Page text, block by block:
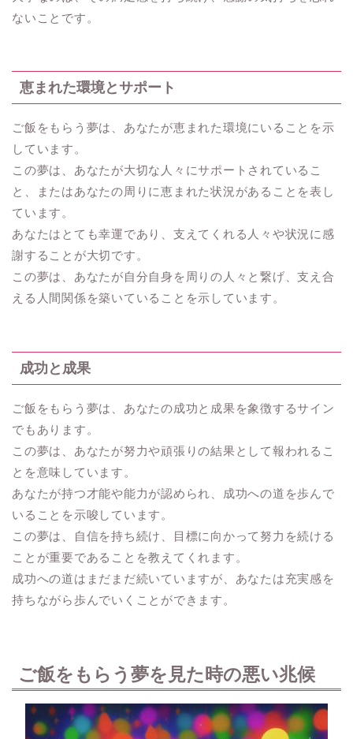
ないことです。
恵まれた環境とサポート
ご飯をもらう夢は、あなたが恵まれた環境にいることを示
しています。
この夢は、あなたが大切な人々にサポートされているこ
と、またはあなたの周りに恵まれた状況があることを表し
ています。
あなたはとても幸運であり、支えてくれる人々や状況に感
謝することが大切です。
この夢は、あなたが自分自身を周りの人々と繋げ、支え合
える人間関係を築いていることを示しています。
成功と成果
ご飯をもらう夢は、あなたの成功と成果を象徴するサイン
でもあります。
この夢は、あなたが努力や頑張りの結果として報われるこ
とを意味しています。
あなたが持つ才能や能力が認められ、成功への道を歩んで
いることを示唆しています。
この夢は、自信を持ち続け、目標に向かって努力を続ける
ことが重要であることを教えてくれます。
成功への道はまだまだ続いていますが、あなたは充実感を
持ちながら歩んでいくことができます。
ご飯をもらう夢を見た時の悪い兆候